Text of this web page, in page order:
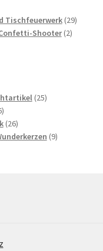
Tischfeuerwerk 2929
Shooter 22
2525
6
Produkte
2626
Produkte 99